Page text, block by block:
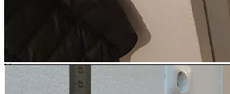
Услуги юристов по долевому
строительству и строительных
специалистов
Мы предлагаем комплексные услуги опытных специалистов
по приемке новостроек, строительных экспертов и юристов.